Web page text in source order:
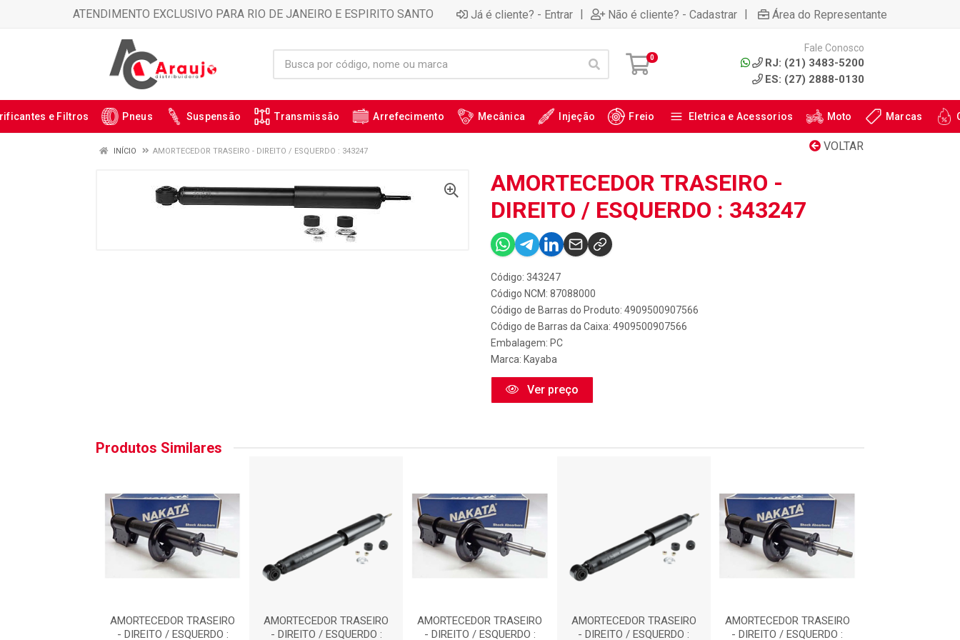
ATENDIMENTO EXCLUSIVO PARA RIO DE JANEIRO E ESPIRITO SANTO Já é cliente? - Entrar | Não é cliente? - Cadastrar | Área do Representante
0
Fale Conosco
RJ: (21) 3483-5200
ES: (27) 2888-0130
e Filtros Pneus Suspensão Transmissão Arrefecimento Mecânica Injeção Freio Eletrica e Acessorios Moto Marcas
VOLTAR
INÍCIO AMORTECEDOR TRASEIRO - DIREITO / ESQUERDO : 343247
AMORTECEDOR TRASEIRO -
DIREITO / ESQUERDO : 343247
Código: 343247
Código NCM: 87088000
Código de Barras do Produto: 4909500907566
Código de Barras da Caixa: 4909500907566
Embalagem: PC
Marca: Kayaba
Ver preço
Produtos Similares
AMORTECEDOR TRASEIRO
- DIREITO / ESQUERDO :
AMORTECEDOR TRASEIRO
- DIREITO / ESQUERDO :
AMORTECEDOR TRASEIRO
- DIREITO / ESQUERDO :
AMORTECEDOR TRASEIRO
- DIREITO / ESQUERDO :
AMORTECEDOR TRASEIRO
- DIREITO / ESQUERDO :